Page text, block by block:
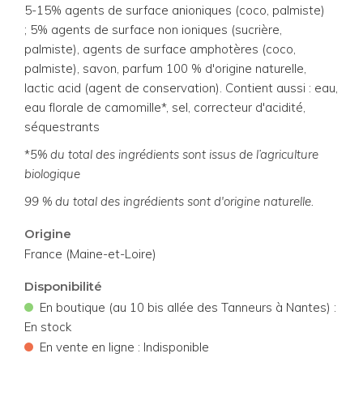
5-15% agents de surface anioniques (coco, palmiste)
; 5% agents de surface non ioniques (sucrière,
palmiste), agents de surface amphotères (coco,
palmiste), savon, parfum 100 % d'origine naturelle,
lactic acid (agent de conservation). Contient aussi : eau,
eau florale de camomille*, sel, correcteur d'acidité,
séquestrants
*5% du total des ingrédients sont issus de l’agriculture
biologique
99 % du total des ingrédients sont d'origine naturelle.
Origine
France (Maine-et-Loire)
Disponibilité
• En boutique (au 10 bis allée des Tanneurs à Nantes) :
En stock
• En vente en ligne : Indisponible